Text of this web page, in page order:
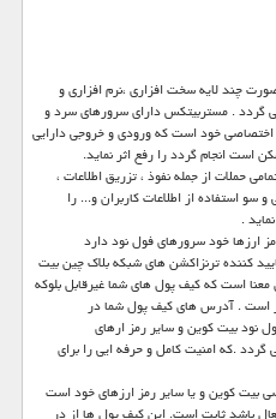
چند لایه سخت افزاری ،نرم افزاری و
گردد . مستربیتکس دارای سرورهای سرد و
خود است که ورودی و خروجی دارایی
است انجام گردد را رفع اثر نماید.
حملات از جمله نفوذ ، تزریق اطلاعات ،
استفاده از اطلاعات کاربران و... را
.
ارزها خود سرورهای فول نود دارد
کننده ترنزاکشن های شبکه بلاک چین بیت
است که کیف پول های شما غیرقابل بلوکه
است . آدرس های کیف پول شما در
نود بیت کوین و سایر رمز ارهای
.که امنیت کامل و حرفه ایی را برای
بیت کوین و یا سایر رمز ارزهای خود است
باشد ثابت است. این کیف پول ها از در